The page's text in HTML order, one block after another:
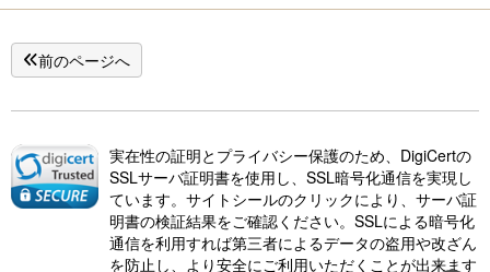
前のページへ
実在性の証明とプライバシー保護のため、DigiCertの
SSLサーバ証明書を使用し、SSL暗号化通信を実現し
ています。サイトシールのクリックにより、サーバ証
明書の検証結果をご確認ください。SSLによる暗号化
通信を利用すれば第三者によるデータの盗用や改ざん
を防止し、より安全にご利用いただくことが出来ます